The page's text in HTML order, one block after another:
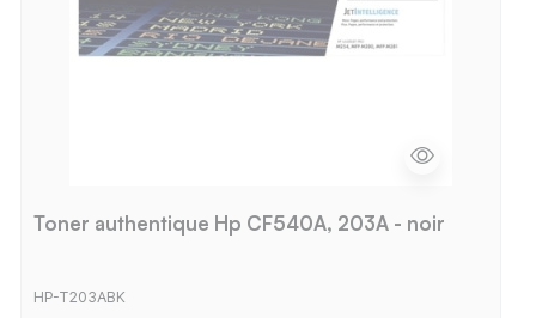
Toner authentique Hp CF540A, 203A - noir
HP-T203ABK